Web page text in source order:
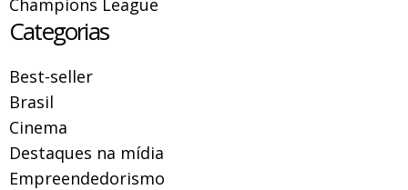
Categorias
Best-seller
Brasil
Cinema
Destaques na mídia
Empreendedorismo